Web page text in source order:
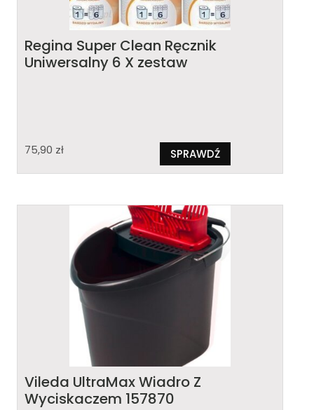
Regina Super Clean Ręcznik
Uniwersalny 6 X zestaw
75,90 zł SPRAWDŹ
Vileda UltraMax Wiadro Z
Wyciskaczem 157870